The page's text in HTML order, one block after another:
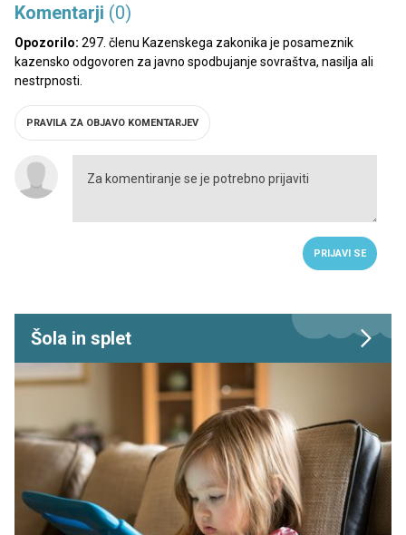
Komentarji (0)
Opozorilo: 297. členu Kazenskega zakonika je posameznik
kazensko odgovoren za javno spodbujanje sovraštva, nasilja ali
nestrpnosti.
PRAVILA ZA OBJAVO KOMENTARJEV
PRIJAVI SE
Šola in splet